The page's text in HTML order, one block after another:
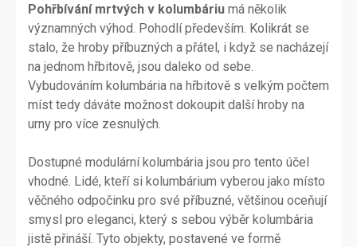
Pohřbívání mrtvých v kolumbáriu má několik
významných výhod. Pohodlí především. Kolikrát se
stalo, že hroby příbuzných a přátel, i když se nacházejí
na jednom hřbitově, jsou daleko od sebe.
Vybudováním kolumbária na hřbitově s velkým počtem
míst tedy dáváte možnost dokoupit další hroby na
urny pro více zesnulých.
Dostupné modulární kolumbária jsou pro tento účel
vhodné. Lidé, kteří si kolumbárium vyberou jako místo
věčného odpočinku pro své příbuzné, většinou oceňují
smysl pro eleganci, který s sebou výběr kolumbária
jistě přináší. Tyto objekty, postavené ve formě